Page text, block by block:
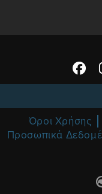
Όροι Χρήσης
Προσωπικά